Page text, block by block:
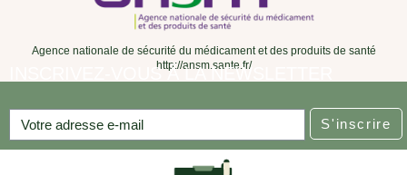
Agence nationale de sécurité du médicament et des produits de santé
http://ansm.sante.fr/
INSCRIVEZ-VOUS À LA NEWSLETTER
S'inscrire